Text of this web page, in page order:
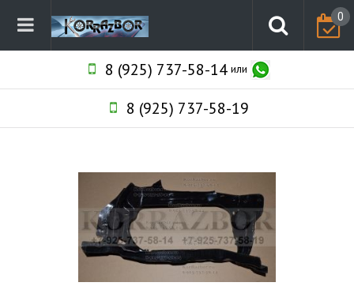
0
8 (925) 737-58-14или
8 (925) 737-58-19